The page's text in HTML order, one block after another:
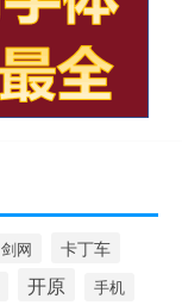
剑网 卡丁车
开原 手机